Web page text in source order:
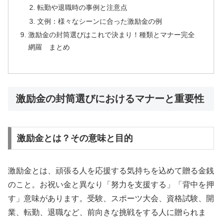
転勤や退職時の事例と注意点
文例：様々なシーンに合った激励金の例
激励金の封筒選びはこれで決まり！種類とマナー完全
網羅 まとめ
激励金の封筒選びにおけるマナーと重要性
激励金とは？その意味と目的
激励金とは、頑張る人を応援する気持ちを込めて贈る金銭
のこと。お祝い金と異なり「努力を支援する」「背中を押
す」意味があります。受験、スポーツ大会、資格試験、開
業、転勤、退職など、前向きな挑戦をする人に贈られま